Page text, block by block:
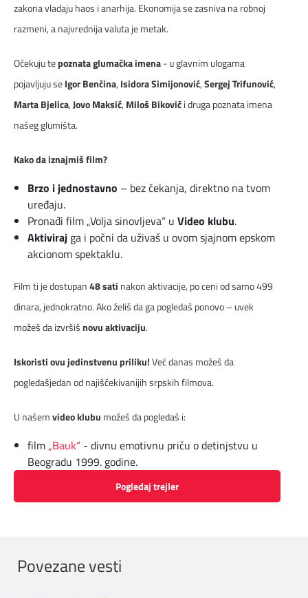
zakona vladaju haos i anarhija. Ekonomija se zasniva na robnoj
razmeni, a najvrednija valuta je metak.
Očekuju tepoznata glumačka imena- u glavnim ulogama
pojavljuju seIgor Benčina, Isidora Simijonović,Sergej Trifunović,
Marta Bjelica,Jovo Maksić, Miloš Bikovići druga poznata imena
našeg glumišta.
Kako da iznajmiš film?
Brzo i jednostavno – bez čekanja, direktno na tvom
uređaju.
Pronađi film „Volja sinovljeva“ u Video klubu.
Aktiviraj ga i počni da uživaš u ovom sjajnom epskom
akcionom spektaklu.
Film ti je dostupan48 sati nakon aktivacije, po ceni od samo 499
dinara, jednokratno. Ako želiš da ga pogledaš ponovo – uvek
možeš da izvršišnovu aktivaciju.
Iskoristi ovu jedinstvenu priliku!Već danas možeš da
pogledašjedan od najiščekivanijih srpskih filmova.
U našemvideo klubu možeš da pogledaš i:
film„Bauk“ - divnu emotivnu priču o detinjstvu u
Beogradu 1999. godine.
Pogledaj trejler
Povezane vesti